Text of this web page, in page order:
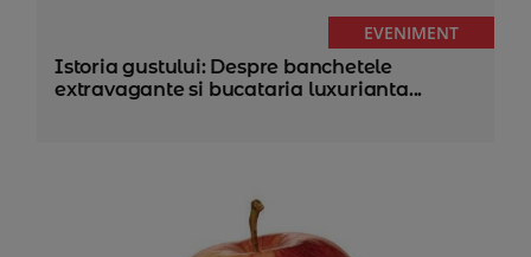
EVENIMENT
Istoria gustului: Despre banchetele
extravagante si bucataria luxurianta...